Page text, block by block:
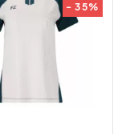
- 35%